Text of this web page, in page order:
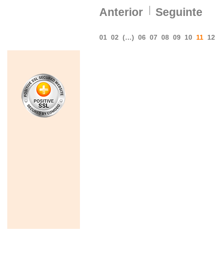
Anterior Seguinte
01 02 (…) 06 07 08 09 10 11 12